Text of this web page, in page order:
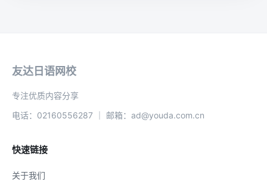
友达日语网校
专注优质内容分享
电话：02160556287 ｜ 邮箱：ad@youda.com.cn
快速链接
关于我们